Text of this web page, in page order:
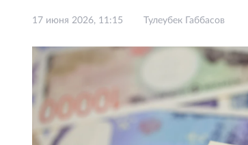
17 июня 2026, 11:15 Тулеубек Габбасов